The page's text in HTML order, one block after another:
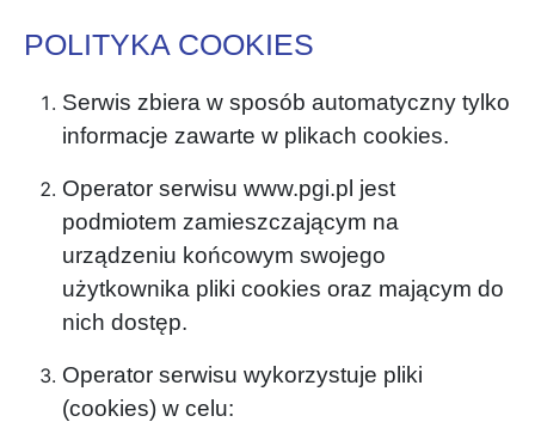
POLITYKA COOKIES
Serwis zbiera w sposób automatyczny tylko
informacje zawarte w plikach cookies.
Operator serwisu www.pgi.pl jest
podmiotem zamieszczającym na
urządzeniu końcowym swojego
użytkownika pliki cookies oraz mającym do
nich dostęp.
Operator serwisu wykorzystuje pliki
(cookies) w celu: